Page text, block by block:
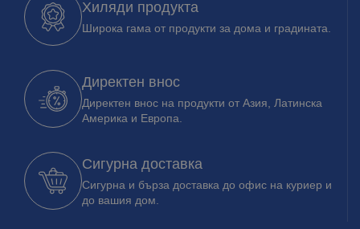
Хиляди продукта
Широка гама от продукти за дома и градината.
Директен внос
Директен внос на продукти от Азия, Латинска
Америка и Европа.
Сигурна доставка
Сигурна и бърза доставка до офис на куриер и
до вашия дом.